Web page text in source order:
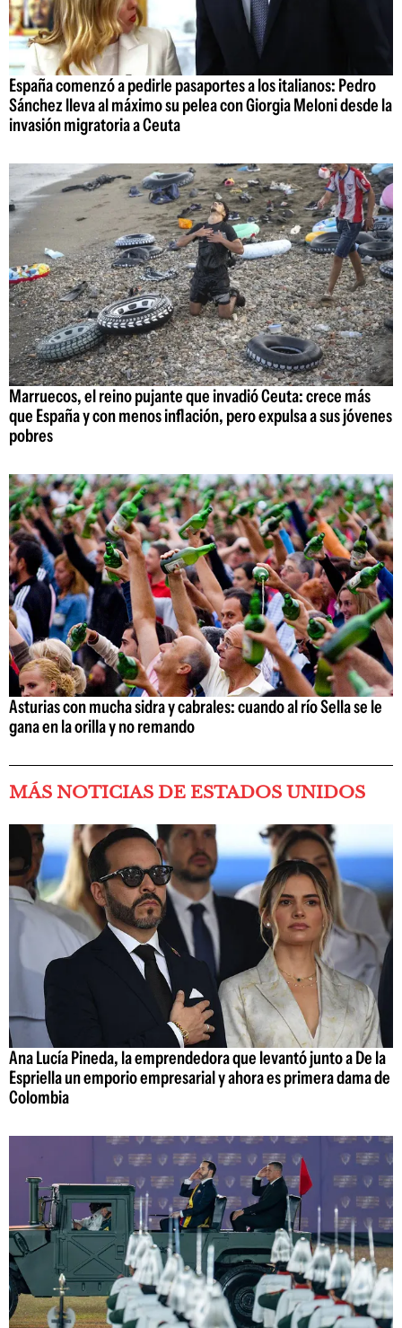
España comenzó a pedirle pasaportes a los italianos: Pedro
Sánchez lleva al máximo su pelea con Giorgia Meloni desde la
invasión migratoria a Ceuta
Marruecos, el reino pujante que invadió Ceuta: crece más
que España y con menos inflación, pero expulsa a sus jóvenes
pobres
Asturias con mucha sidra y cabrales: cuando al río Sella se le
gana en la orilla y no remando
MÁS NOTICIAS DE ESTADOS UNIDOS
Ana Lucía Pineda, la emprendedora que levantó junto a De la
Espriella un emporio empresarial y ahora es primera dama de
Colombia